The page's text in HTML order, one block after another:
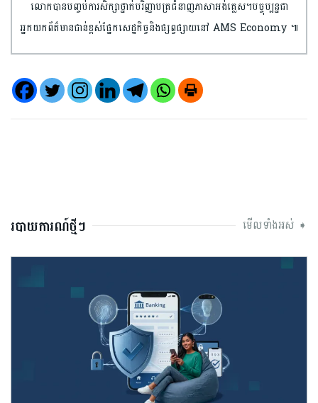
លោកបានបញ្ចប់ការសិក្សាថ្នាក់បរិញ្ញាបត្រជំនាញភាសាអង់គ្លេស។បច្ចុប្បន្នជា
អ្នកយកព័ត៌មានជាន់ខ្ពស់ផ្នែកសេដ្ឋកិច្ចនិង​ផ្សព្វផ្សាយនៅ AMS Economy ៕
របាយការណ៍ថ្មីៗ មើលទាំងអស់ ➧